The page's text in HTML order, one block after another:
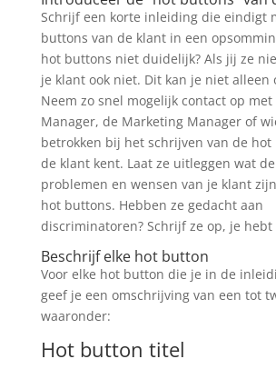
Schrijf een korte inleiding die eindigt
buttons van de klant in een
hot buttons niet duidelijk? Als jij ze
je klant ook niet. Dit kan je niet alleen
Neem zo snel mogelijk contact op met
Manager, de Marketing Manager of
betrokken bij het schrijven van de
de klant kent. Laat ze uitleggen wat
problemen en wensen van je klant
hot buttons. Hebben ze gedacht aan
discriminatoren? Schrijf ze op, je
Beschrijf elke hot button
Voor elke hot button die je in de
geef je een omschrijving van een tot
waaronder:
Hot button titel